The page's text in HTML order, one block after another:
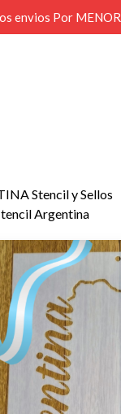
envios Por
Stencil y Sellos
Argentina